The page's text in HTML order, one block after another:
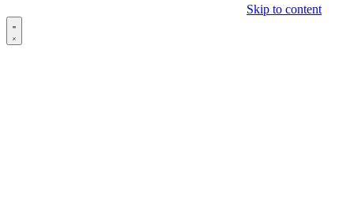
Skip to content